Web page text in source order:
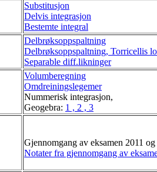
Substitusjon
Delvis integrasjon
Bestemte integral
Delbrøksoppspaltning
Delbrøksoppspaltning, Torricellis
Separable diff.likninger
Volumberegning
Omdreiningslegemer
Nummerisk integrasjon,
Geogebra: 1 , 2 , 3
Gjennomgang av eksamen 2011
Notater fra gjennomgang av